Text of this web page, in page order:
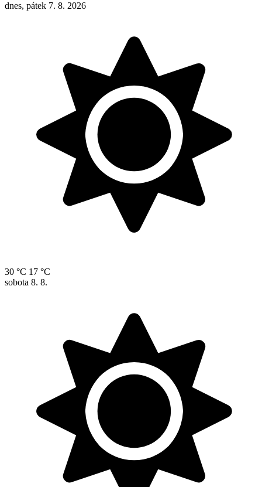
dnes, pátek 7. 8. 2026
30 °C 17 °C
sobota 8. 8.